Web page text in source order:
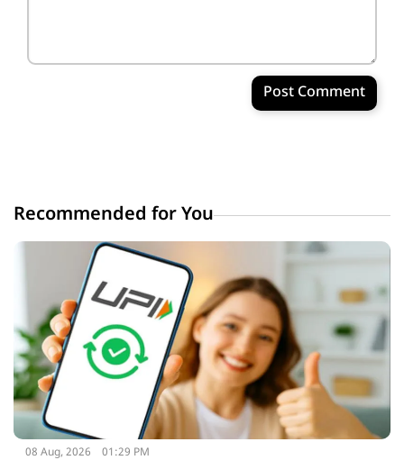
Post Comment
Recommended for You
08 Aug, 2026 01:29 PM